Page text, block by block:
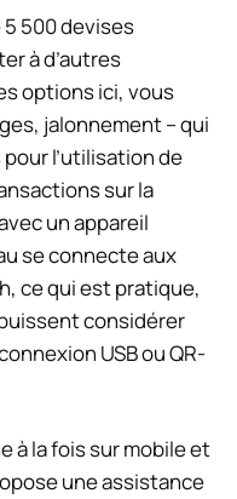
5 500 devises
à d’autres
options ici, vous
jalonnement– qui
l’utilisation de
sur la
un appareil
se connecte aux
ce qui est pratique,
considérer
USB ou QR-
à la fois sur mobile et
une assistance